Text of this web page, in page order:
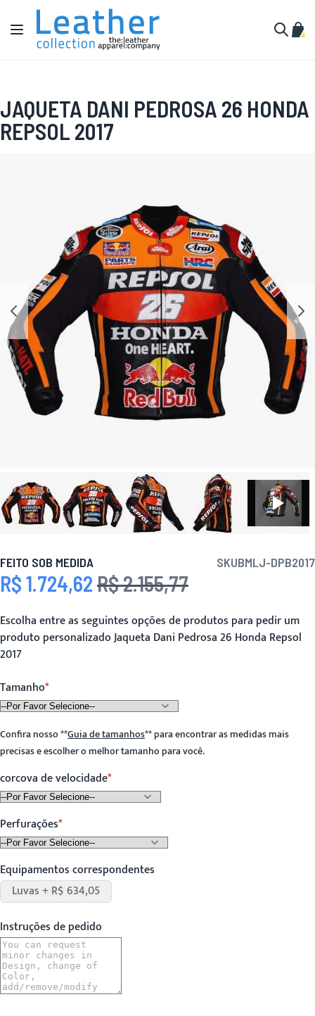
Pular para o conteúdo
Alternar Nav
JAQUETA DANI PEDROSA 26 HONDA
REPSOL 2017
FEITO SOB MEDIDA SKUBMLJ-DPB2017
Preço Especial
R$ 1.724,62 Preço
R$ 2.155,77
Escolha entre as seguintes opções de produtos para pedir um
produto personalizado Jaqueta Dani Pedrosa 26 Honda Repsol
2017
Tamanho
Confira nosso**Guia de tamanhos**para encontrar as medidas mais
precisas e escolher o melhor tamanho para você.
corcova de velocidade
Perfurações
Equipamentos correspondentes
Luvas + R$ 634,05
Instruções de pedido